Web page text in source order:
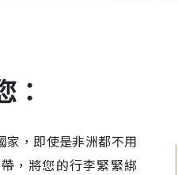
：
家，即使是非洲都不用
，將您的行李緊緊綁